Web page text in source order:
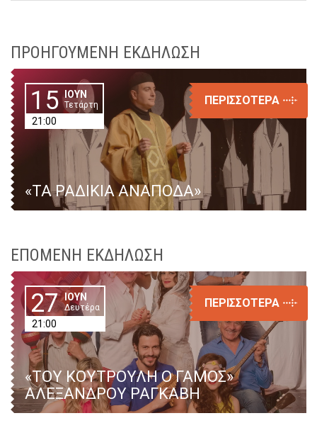
ΠΡΟΗΓΟΥΜΕΝΗ ΕΚΔΗΛΩΣΗ
«ΤΑ ΡΑΔΙΚΙΑ ΑΝΑΠΟΔΑ»
15 ΙΟΥΝ
Τετάρτη
21:00
ΠΕΡΙΣΣΟΤΕΡΑ
ΕΠΟΜΕΝΗ ΕΚΔΗΛΩΣΗ
«ΤΟΥ ΚΟΥΤΡΟΥΛΗ Ο ΓΑΜΟΣ»
ΑΛΈΞΑΝΔΡΟΥ ΡΑΓΚΑΒΉ
27 ΙΟΥΝ
Δευτέρα
21:00
ΠΕΡΙΣΣΟΤΕΡΑ